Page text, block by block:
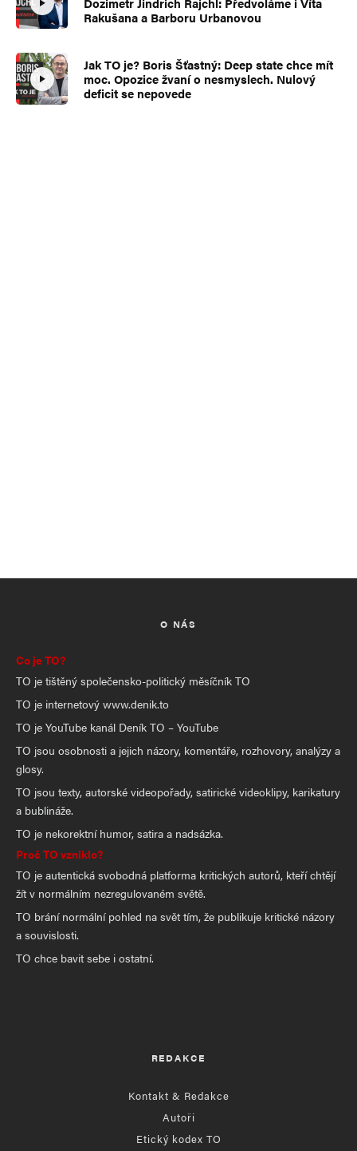
Rakušana a Barboru Urbanovou
Jak TO je? Boris Šťastný: Deep state chce mít
moc. Opozice žvaní o nesmyslech. Nulový
deficit se nepovede
O NÁS
Co je TO?
TO je tištěný společensko-politický měsíčník TO
TO je internetový www.denik.to
TO je YouTube kanál Deník TO – YouTube
TO jsou osobnosti a jejich názory, komentáře, rozhovory, analýzy a
glosy.
TO jsou texty, autorské videopořady, satirické videoklipy, karikatury
a bublináže.
TO je nekorektní humor, satira a nadsázka.
Proč TO vzniklo?
TO je autentická svobodná platforma kritických autorů, kteří chtějí
žít v normálním nezregulovaném světě.
TO brání normální pohled na svět tím, že publikuje kritické názory
a souvislosti.
TO chce bavit sebe i ostatní.
REDAKCE
Kontakt & Redakce
Autoři
Etický kodex TO